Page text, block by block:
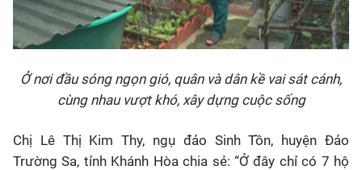
Ở nơi đầu sóng ngọn gió, quân và dân kề vai sát cánh,
cùng nhau vượt khó, xây dựng cuộc sống
Chị Lê Thị Kim Thy, ngụ đảo Sinh Tồn, huyện Đảo
Trường Sa, tỉnh Khánh Hòa chia sẻ: “Ở đây chỉ có 7 hộ